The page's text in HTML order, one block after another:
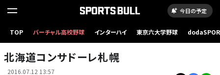
今日の予定
TOP バーチャル高校野球 インターハイ 東京六大学野球
北海道コンサドーレ札幌
2016.07.12 13:57